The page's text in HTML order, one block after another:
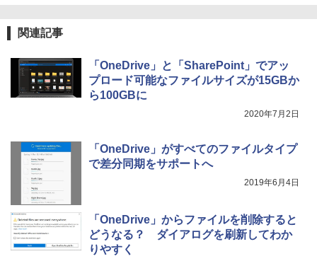
関連記事
「OneDrive」と「SharePoint」でアッ
プロード可能なファイルサイズが15GBか
ら100GBに
2020年7月2日
「OneDrive」がすべてのファイルタイプ
で差分同期をサポートへ
2019年6月4日
「OneDrive」からファイルを削除すると
どうなる？ ダイアログを刷新してわか
りやすく